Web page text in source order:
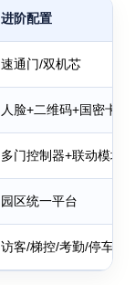
进阶配置
速通门/双机芯
人脸+二维码+国密卡
多门控制器+联动模块
园区统一平台
访客/梯控/考勤/停车联